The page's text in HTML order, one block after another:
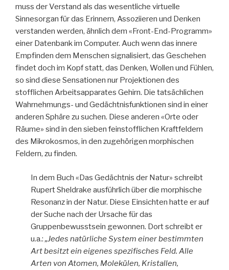
muss der Verstand als das wesentliche virtuelle
Sinnesorgan für das Erinnern, Assoziieren und Denken
verstanden werden, ähnlich dem «Front-End-Programm»
einer Datenbank im Computer. Auch wenn das innere
Empfinden dem Menschen signalisiert, das Geschehen
findet doch im Kopf statt, das Denken, Wollen und Fühlen,
so sind diese Sensationen nur Projektionen des
stofflichen Arbeitsapparates Gehirn. Die tatsächlichen
Wahrnehmungs- und Gedächtnisfunktionen sind in einer
anderen Sphäre zu suchen. Diese anderen «Orte oder
Räume» sind in den sieben feinstofflichen Kraftfeldern
des Mikrokosmos, in den zugehörigen morphischen
Feldern, zu finden.
In dem Buch «Das Gedächtnis der Natur» schreibt
Rupert Sheldrake ausführlich über die morphische
Resonanz in der Natur. Diese Einsichten hatte er auf
der Suche nach der Ursache für das
Gruppenbewusstsein gewonnen. Dort schreibt er
u.a.:„Jedes natürliche System einer bestimmten
Art besitzt ein eigenes spezifisches Feld. Alle
Arten von Atomen, Molekülen, Kristallen,